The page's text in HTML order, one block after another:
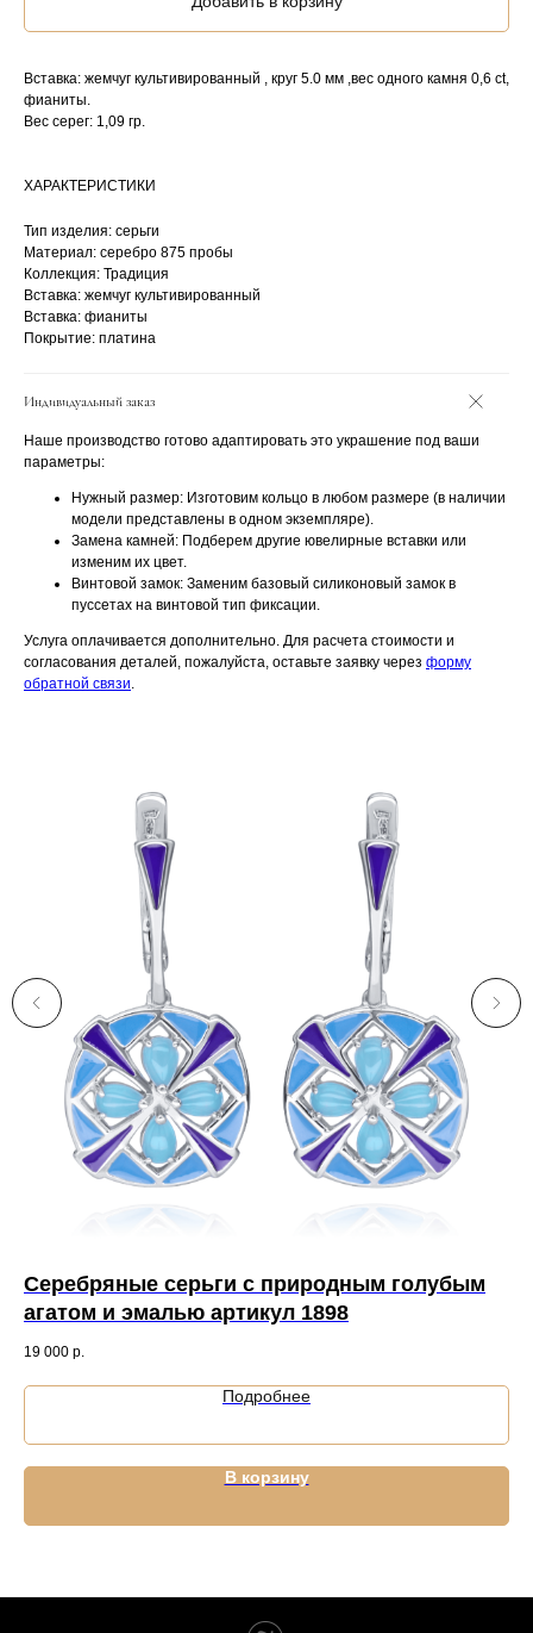
Вставка: жемчуг культивированный , круг 5.0 мм ,вес одного камня 0,6 ct,
фианиты.
Вес серег: 1,09 гр.
ХАРАКТЕРИСТИКИ
Тип изделия: серьги
Материал: серебро 875 пробы
Коллекция: Традиция
Вставка: жемчуг культивированный
Вставка: фианиты
Покрытие: платина
Индивидуальный заказ
Наше производство готово адаптировать это украшение под ваши
параметры:
Нужный размер: Изготовим кольцо в любом размере (в наличии
модели представлены в одном экземпляре).
Замена камней: Подберем другие ювелирные вставки или
изменим их цвет.
Винтовой замок: Заменим базовый силиконовый замок в
пуссетах на винтовой тип фиксации.
Услуга оплачивается дополнительно. Для расчета стоимости и
согласования деталей, пожалуйста, оставьте заявку через форму
обратной связи.
Серебряные серьги с природным голубым
агатом и эмалью артикул 1898
19 000 р.
Подробнее
В корзину